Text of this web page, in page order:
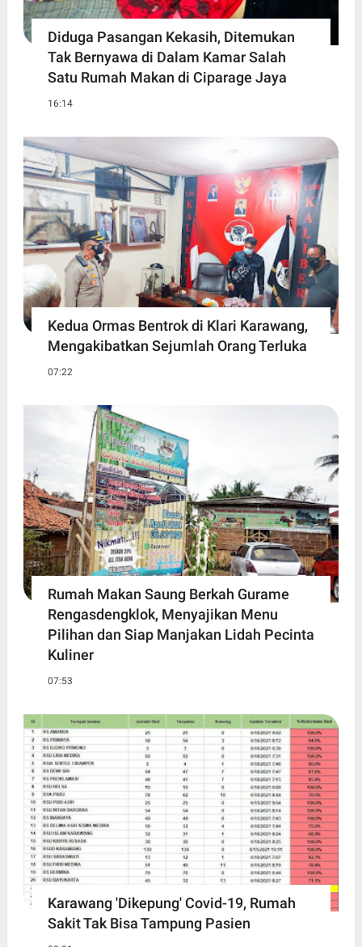
Diduga Pasangan Kekasih, Ditemukan
Tak Bernyawa di Dalam Kamar Salah
Satu Rumah Makan di Ciparage Jaya
16:14
Kedua Ormas Bentrok di Klari Karawang,
Mengakibatkan Sejumlah Orang Terluka
07:22
Rumah Makan Saung Berkah Gurame
Rengasdengklok, Menyajikan Menu
Pilihan dan Siap Manjakan Lidah Pecinta
Kuliner
07:53
Karawang 'Dikepung' Covid-19, Rumah
Sakit Tak Bisa Tampung Pasien